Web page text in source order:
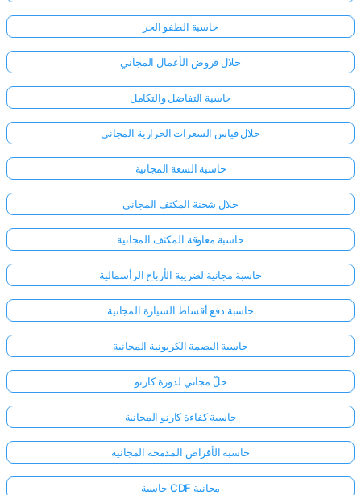
حاسبة الطفو الحر
حلال قروض الأعمال المجاني
حاسبة التفاضل والتكامل
حلال قياس السعرات الحرارية المجاني
حاسبة السعة المجانية
حلال شحنة المكثف المجاني
حاسبة معاوقة المكثف المجانية
حاسبة مجانية لضريبة الأرباح الرأسمالية
حاسبة دفع أقساط السيارة المجانية
حاسبة البصمة الكربونية المجانية
حلّ مجاني لدورة كارنو
حاسبة كفاءة كارنو المجانية
حاسبة الأقراص المدمجة المجانية
حاسبة CDF مجانية